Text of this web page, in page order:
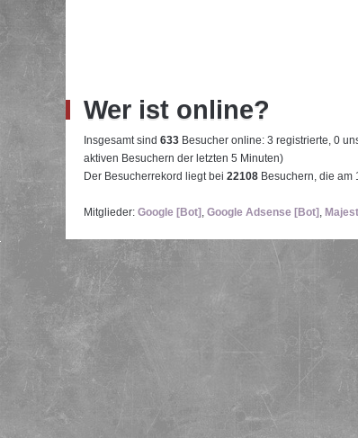
Wer ist online?
Insgesamt sind 633 Besucher online: 3 registrierte, 0
aktiven Besuchern der letzten 5 Minuten)
Der Besucherrekord liegt bei 22108 Besuchern, die
Mitglieder: Google [Bot] , Google Adsense [Bot] ,